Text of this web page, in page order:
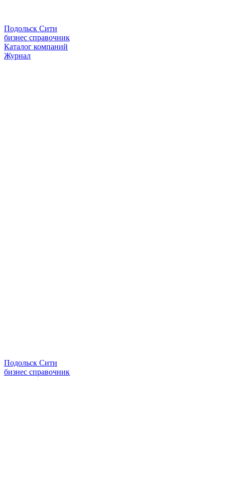
Подольск Сити
бизнес справочник
Каталог компаний
Журнал
Подольск Сити
бизнес справочник